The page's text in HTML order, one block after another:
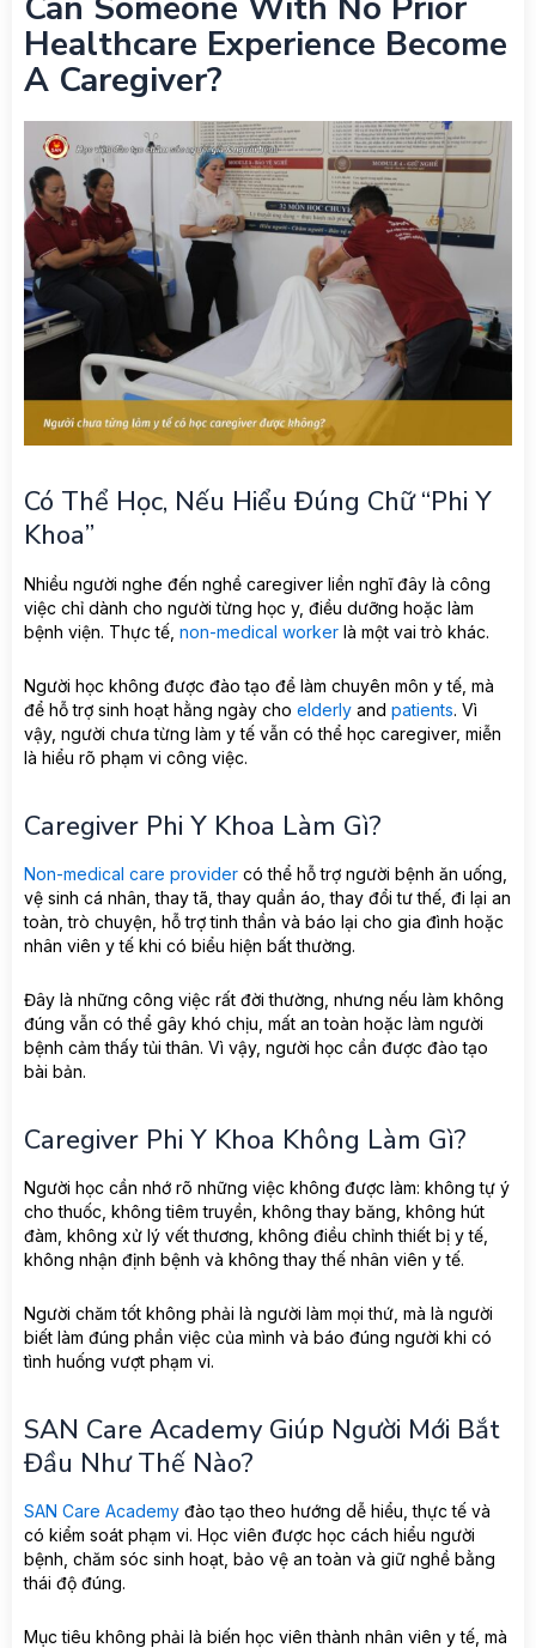
Healthcare Experience Become
A Caregiver?
Có Thể Học, Nếu Hiểu Đúng Chữ “phi Y
Khoa”
Nhiều người nghe đến nghề caregiver liền nghĩ đây là công
việc chỉ dành cho người từng học y, điều dưỡng hoặc làm
bệnh viện. Thực tế, non-medical worker là một vai trò khác.
Người học không được đào tạo để làm chuyên môn y tế, mà
để hỗ trợ sinh hoạt hằng ngày cho elderly and patients. Vì
vậy, người chưa từng làm y tế vẫn có thể học caregiver, miễn
là hiểu rõ phạm vi công việc.
Caregiver Phi Y Khoa Làm Gì?
Non-medical care provider có thể hỗ trợ người bệnh ăn uống,
vệ sinh cá nhân, thay tã, thay quần áo, thay đổi tư thế, đi lại an
toàn, trò chuyện, hỗ trợ tinh thần và báo lại cho gia đình hoặc
nhân viên y tế khi có biểu hiện bất thường.
Đây là những công việc rất đời thường, nhưng nếu làm không
đúng vẫn có thể gây khó chịu, mất an toàn hoặc làm người
bệnh cảm thấy tủi thân. Vì vậy, người học cần được đào tạo
bài bản.
Caregiver Phi Y Khoa Không Làm Gì?
Người học cần nhớ rõ những việc không được làm: không tự ý
cho thuốc, không tiêm truyền, không thay băng, không hút
đàm, không xử lý vết thương, không điều chỉnh thiết bị y tế,
không nhận định bệnh và không thay thế nhân viên y tế.
Người chăm tốt không phải là người làm mọi thứ, mà là người
biết làm đúng phần việc của mình và báo đúng người khi có
tình huống vượt phạm vi.
SAN Care Academy Giúp Người Mới Bắt
Đầu Như Thế Nào?
SAN Care Academy đào tạo theo hướng dễ hiểu, thực tế và
có kiểm soát phạm vi. Học viên được học cách hiểu người
bệnh, chăm sóc sinh hoạt, bảo vệ an toàn và giữ nghề bằng
thái độ đúng.
Mục tiêu không phải là biến học viên thành nhân viên y tế, mà